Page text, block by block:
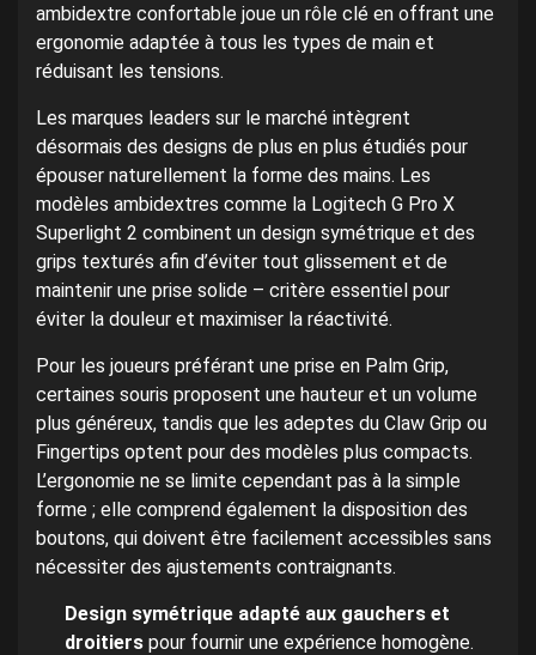
ambidextre confortable joue un rôle clé en offrant une
ergonomie adaptée à tous les types de main et
réduisant les tensions.
Les marques leaders sur le marché intègrent
désormais des designs de plus en plus étudiés pour
épouser naturellement la forme des mains. Les
modèles ambidextres comme la Logitech G Pro X
Superlight 2 combinent un design symétrique et des
grips texturés afin d’éviter tout glissement et de
maintenir une prise solide – critère essentiel pour
éviter la douleur et maximiser la réactivité.
Pour les joueurs préférant une prise en Palm Grip,
certaines souris proposent une hauteur et un volume
plus généreux, tandis que les adeptes du Claw Grip ou
Fingertips optent pour des modèles plus compacts.
L’ergonomie ne se limite cependant pas à la simple
forme ; elle comprend également la disposition des
boutons, qui doivent être facilement accessibles sans
nécessiter des ajustements contraignants.
Design symétrique adapté aux gauchers et
droitiers pour fournir une expérience homogène.